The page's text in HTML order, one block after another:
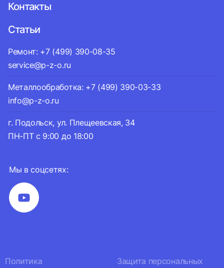
Мы в соцсетях:
Контакты
Статьи
Ремонт: +7 (499) 390-08-35
service@p-z-o.ru
Металлообработка: +7 (499) 390-03-33
info@p-z-o.ru
г. Подольск, ул. Плещеевская, 34
ПН-ПТ с 9:00 до 18:00
Политика
Защита персональных